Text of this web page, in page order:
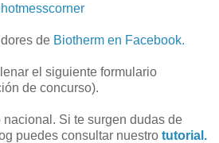
de Biotherm en Facebook.
el siguiente formulario
de concurso).
Si te surgen dudas de
puedes consultar nuestro tutorial.